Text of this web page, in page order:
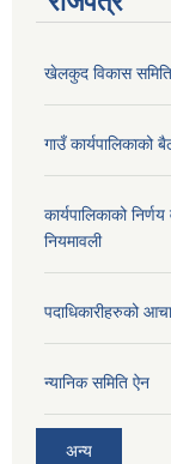
खेलकुद विकास
गाउँ कार्यपालिकाको
कार्यपालिकाको
नियमावली
पदाधिकारीहरुको
न्यानिक समिति ऐन
अन्य